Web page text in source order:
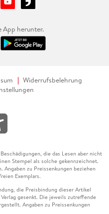
App herunter.
Widerrufsbelehrung
die das Lesen aber nicht
Stempel als solche gekennzeichnet.
zu Preissenkungen beziehen
Exemplars.
die Preisbindung dieser Artikel
gesenkt. Die jeweils zutreffende
Angaben zu Preissenkungen